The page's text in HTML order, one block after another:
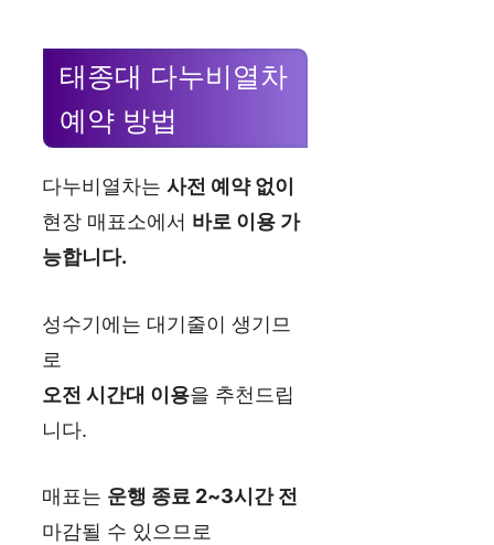
태종대 다누비열차
예약 방법
다누비열차는 사전 예약 없이
현장 매표소에서 바로 이용 가
능합니다.
성수기에는 대기줄이 생기므
로
오전 시간대 이용을 추천드립
니다.
매표는 운행 종료 2~3시간 전
마감될 수 있으므로